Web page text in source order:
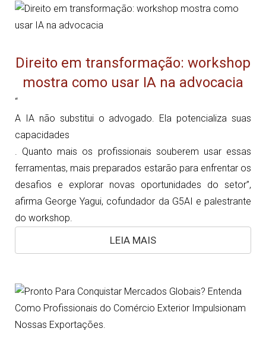
Direito em transformação: workshop
mostra como usar IA na advocacia
“
A IA não substitui o advogado. Ela potencializa suas
capacidades
. Quanto mais os profissionais souberem usar essas
ferramentas, mais preparados estarão para enfrentar os
desafios e explorar novas oportunidades do setor”,
afirma George Yagui, cofundador da G5AI e palestrante
do workshop.
LEIA MAIS